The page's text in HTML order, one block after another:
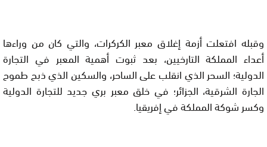
وقبله افتعلت أزمة إغلاق معبر الكركرات، والتي كان من وراءها
أعداء المملكة التارخيين، بعد ثبوت أهمية المعبر في التجارة
الدولية؛ السحر الذي انقلب على الساحر، والسكين الذي ذبح طموح
الجارة الشرقية، الجزائر؛ في خلق معبر بري جديد للتجارة الدولية
وكسر شوكة المملكة في إفريقيا.